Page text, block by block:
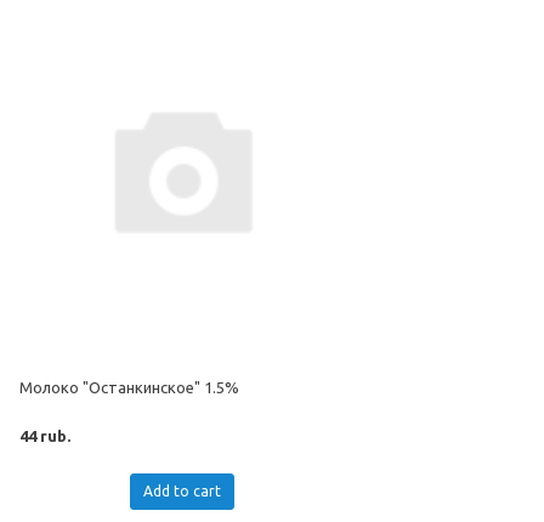
Молоко "Останкинское" 1.5%
44 rub.
Add to cart